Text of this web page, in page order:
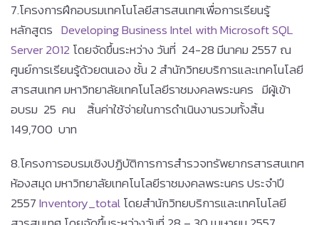
7.โครงการฝึกอบรมเทคโนโลยีสารสนเทศเพื่อการเรียนรู้
หลักสูตร Developing Business Intel with Microsoft SQL
Server 2012 โดยจัดขึ้นระหว่าง วันที่ 24-28 มีนาคม 2557 ณ
ศูนย์การเรียนรู้ด้วยตนเอง ชั้น 2 สำนักวิทยบริการและเทคโนโลยี
สารสนเทศ มหาวิทยาลัยเทคโนโลยีราชมงคลพระนคร มีผู้เข้า
อบรม 25 คน สิ้นค่าใช้จ่ายในการดำเนินงานรวมทั้งสิ้น
149,700 บาท
8.โครงการอบรมเชิงปฏิบัติการการสำรวจทรัพยากรสารสนเทศ
ห้องสมุด มหาวิทยาลัยเทคโนโลยีราชมงคลพระนคร ประจำปี
2557Inventory_totalโดยสำนักวิทยบริการและเทคโนโลยี